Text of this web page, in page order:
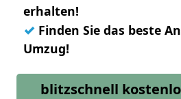
erhalten!
✓ Finden Sie das beste
Umzug!
blitzschnell